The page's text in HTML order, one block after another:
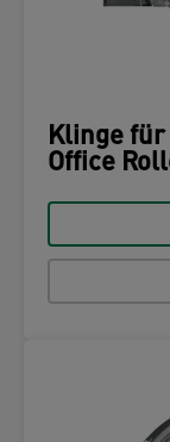
Klinge für
Office